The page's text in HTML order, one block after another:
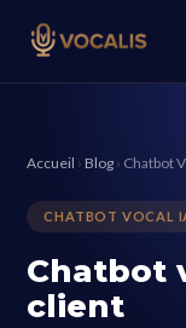
Accueil › Blog › Chatbot
CHATBOT VOCAL
Chatbot
client